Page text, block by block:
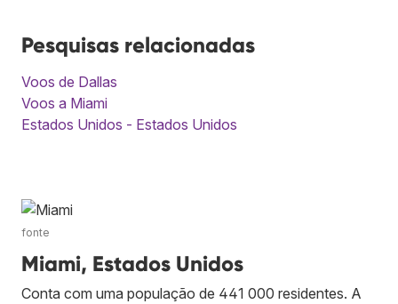
Pesquisas relacionadas
Voos de Dallas
Voos a Miami
Estados Unidos - Estados Unidos
fonte
Miami, Estados Unidos
Conta com uma população de 441 000 residentes. A